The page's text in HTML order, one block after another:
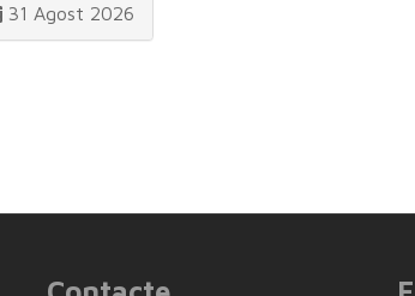
31 Agost 2026